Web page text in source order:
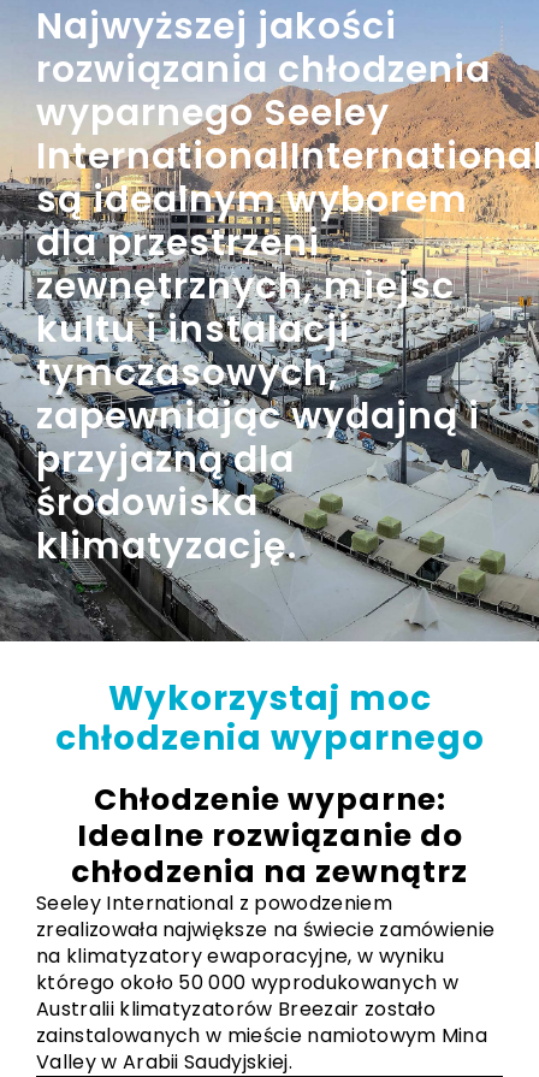
Najwyższej jakości
rozwiązania chłodzenia
wyparnego Seeley
są idealnym wyborem
dla przestrzeni
zewnętrznych, miejsc
kultu i instalacji
tymczasowych,
zapewniając wydajną i
przyjazną dla
środowiska
klimatyzację.
Wykorzystaj moc
chłodzenia wyparnego
Chłodzenie wyparne:
Idealne rozwiązanie do
chłodzenia na zewnątrz
Seeley International z powodzeniem
zrealizowała największe na świecie zamówienie
na klimatyzatory ewaporacyjne, w wyniku
którego około 50 000 wyprodukowanych w
Australii klimatyzatorów Breezair zostało
zainstalowanych w mieście namiotowym Mina
Valley w Arabii Saudyjskiej.